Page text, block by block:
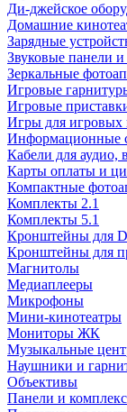
Ди-джейское
Домашние
Зарядные
Звуковые панели
Зеркальные
Игровые
Игровые
Игры для игровых
Информационные
Кабели для аудио,
Карты оплаты и
Компактные
Комплекты 2.1
Комплекты 5.1
Кронштейны для
Кронштейны для
Магнитолы
Медиаплееры
Микрофоны
Мини-кинотеатры
Мониторы ЖК
Музыкальные
Наушники и
Объективы
Панели и